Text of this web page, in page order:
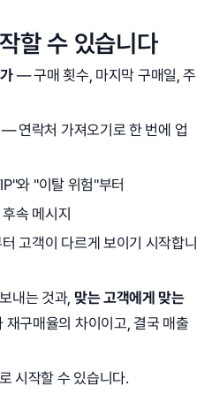
할 수 있습니다
— 구매 횟수, 마지막 구매일, 주
— 연락처 가져오기로 한 번에 업
와 "이탈 위험"부터
속 메시지
고객이 다르게 보이기 시작합니
내는 것과, 맞는 고객에게 맞는
재구매율의 차이이고, 결국 매출
시작할 수 있습니다.